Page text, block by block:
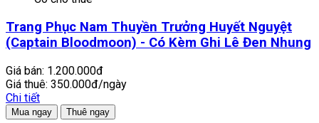
Trang Phục Nam Thuyền Trưởng Huyết Nguyệt
(Captain Bloodmoon) - Có Kèm Ghi Lê Đen Nhung
Giá bán: 1.200.000đ
Giá thuê: 350.000đ/ngày
Chi tiết
Mua ngay Thuê ngay